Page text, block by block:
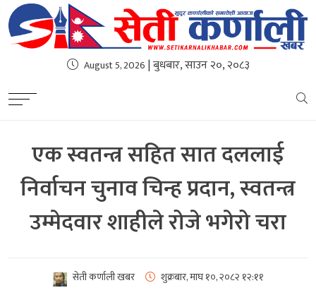
August 5, 2026 | बुधबार, साउन २०, २०८३
एक स्वतन्त्र सहित सात दललाई
निर्वाचन चुनाव चिन्ह प्रदान, स्वतन्त्र
उम्मेदवार शाहीले रोजे भगेरो चरा
सेती कर्णाली खबर शुक्रबार, माघ १०, २०८२ १२:११